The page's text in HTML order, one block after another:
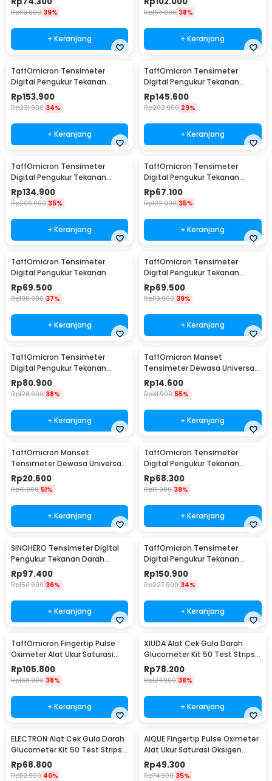
Rp119.900 39%
+ Keranjang
Rp163.900 38%
+ Keranjang
TaffOmicron Tensimeter
Digital Pengukur Tekanan
Darah Bahasa Indonesia - RAK-
283
Rp153.900
Rp231.900 34%
+ Keranjang
TaffOmicron Tensimeter
Digital Pengukur Tekanan
Darah Dual Power - RAK-283
Rp145.600
Rp202.900 29%
+ Keranjang
TaffOmicron Tensimeter
Digital Pengukur Tekanan
Darah Wrist Monitor Bahasa
Indonesia - RZ-204
Rp134.900
Rp206.900 35%
+ Keranjang
TaffOmicron Tensimeter
Digital Pengukur Tekanan
Darah Dual Power - BW-3205
Rp67.100
Rp102.900 35%
+ Keranjang
TaffOmicron Tensimeter
Digital Pengukur Tekanan
Darah English Voice - A01
Rp69.500
Rp108.900 37%
+ Keranjang
TaffOmicron Tensimeter
Digital Pengukur Tekanan
Darah Dual Power without
Voice - BW-750
Rp69.500
Rp113.900 39%
+ Keranjang
TaffOmicron Tensimeter
Digital Pengukur Tekanan
Darah Dual Power with Voice -
BW-750
Rp80.900
Rp128.900 38%
+ Keranjang
TaffOmicron Manset
Tensimeter Dewasa Universal
Arm Cuff Replacement 22-
32cm - B02
Rp14.600
Rp31.900 55%
+ Keranjang
TaffOmicron Manset
Tensimeter Dewasa Universal
Arm Cuff Replacement 22-
48cm - B02
Rp20.600
Rp41.900 51%
+ Keranjang
TaffOmicron Tensimeter
Digital Pengukur Tekanan
Darah Indonesia Voice - BW-
3205
Rp68.300
Rp111.900 39%
+ Keranjang
SINOHERO Tensimeter Digital
Pengukur Tekanan Darah
English Voice - GK102
Rp97.400
Rp150.900 36%
+ Keranjang
TaffOmicron Tensimeter
Digital Pengukur Tekanan
Darah Wrist Monitor - YK-BPW1
Rp150.900
Rp227.900 34%
+ Keranjang
TaffOmicron Fingertip Pulse
Oximeter Alat Ukur Saturasi
Oksigen Darah - YK-80B
Rp105.800
Rp168.900 38%
+ Keranjang
XIUDA Alat Cek Gula Darah
Glucometer Kit 50 Test Strips -
G058
Rp78.200
Rp124.900 38%
+ Keranjang
ELECTRON Alat Cek Gula Darah
Glucometer Kit 50 Test Strips -
HH-XT520
Rp68.800
Rp112.900 40%
AIQUE Fingertip Pulse Oximeter
Alat Ukur Saturasi Oksigen
Darah - TY-05
Rp49.300
Rp74.900 35%